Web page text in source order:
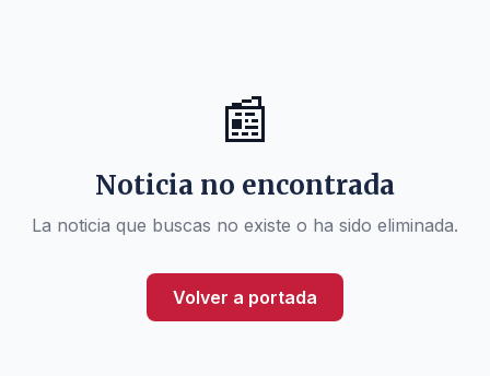
📰
Noticia no encontrada
La noticia que buscas no existe o ha sido eliminada.
Volver a portada